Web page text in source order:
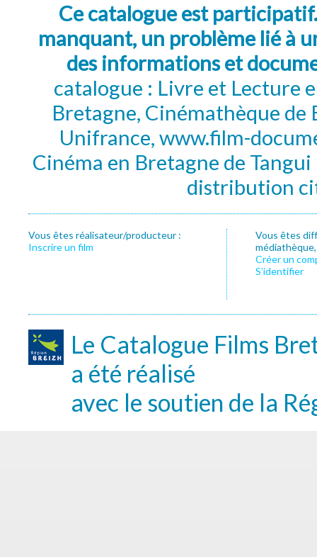
Ce catalogue est
manquant, un problème lié à
des informations et
catalogue : Livre et Lecture
Bretagne, Cinémathèque de
Unifrance, www.film-
Cinéma en Bretagne de
distribution
Vous êtes réalisateur/producteur :
Inscrire un film
Vous êtes
Créer un
S’identifier
Le Catalogue Films
a été réalisé
avec le soutien de la